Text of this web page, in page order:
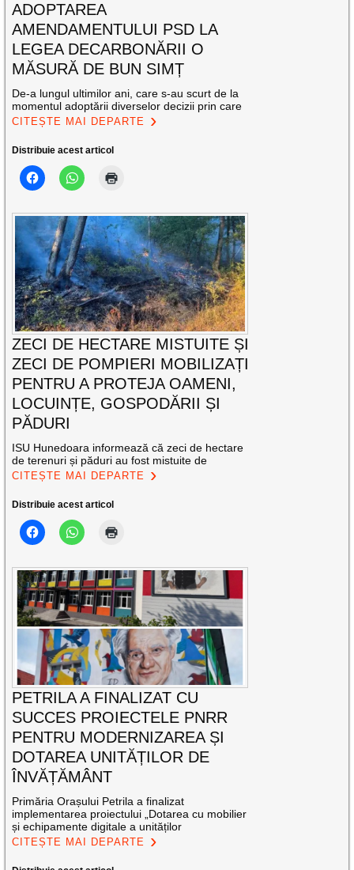
ADOPTAREA
AMENDAMENTULUI PSD LA
LEGEA DECARBONĂRII O
MĂSURĂ DE BUN SIMȚ
De-a lungul ultimilor ani, care s-au scurt de la
momentul adoptării diverselor decizii prin care
CITEȘTE MAI DEPARTE
Distribuie acest articol
ZECI DE HECTARE MISTUITE ȘI
ZECI DE POMPIERI MOBILIZAȚI
PENTRU A PROTEJA OAMENI,
LOCUINȚE, GOSPODĂRII ȘI
PĂDURI
ISU Hunedoara informează că zeci de hectare
de terenuri și păduri au fost mistuite de
CITEȘTE MAI DEPARTE
Distribuie acest articol
PETRILA A FINALIZAT CU
SUCCES PROIECTELE PNRR
PENTRU MODERNIZAREA ȘI
DOTAREA UNITĂȚILOR DE
ÎNVĂȚĂMÂNT
Primăria Orașului Petrila a finalizat
implementarea proiectului „Dotarea cu mobilier
și echipamente digitale a unităților
CITEȘTE MAI DEPARTE